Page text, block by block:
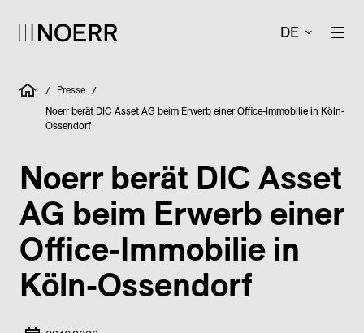
DE
/ Presse /
Noerr berät DIC Asset AG beim Erwerb einer Office-Immobilie in Köln-
Ossendorf
Noerr berät DIC Asset
AG beim Erwerb einer
Office-Immobilie in
Köln-Ossendorf